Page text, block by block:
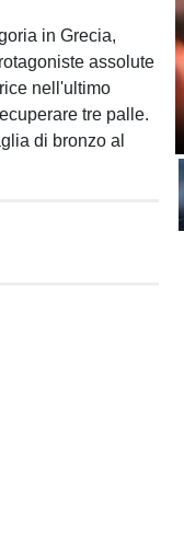
in Grecia,
assolute
nell'ultimo
tre palle.
di bronzo al